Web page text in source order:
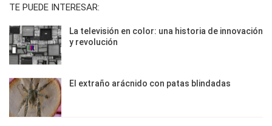
TE PUEDE INTERESAR:
La televisión en color: una historia de innovación
y revolución
El extraño arácnido con patas blindadas